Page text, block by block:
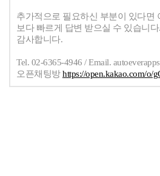
추가적으로 필요하신 부분이 있다면
보다 빠르게 답변 받으실 수 있습니다.
감사합니다.
Tel. 02-6365-4946 / Email.
오픈채팅방https://open.kakao.com/o/